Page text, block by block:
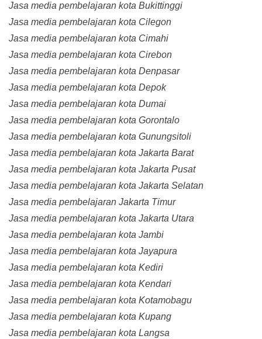
Jasa media pembelajaran kota Bukittinggi
Jasa media pembelajaran kota Cilegon
Jasa media pembelajaran kota Cimahi
Jasa media pembelajaran kota Cirebon
Jasa media pembelajaran kota Denpasar
Jasa media pembelajaran kota Depok
Jasa media pembelajaran kota Dumai
Jasa media pembelajaran kota Gorontalo
Jasa media pembelajaran kota Gunungsitoli
Jasa media pembelajaran kota Jakarta Barat
Jasa media pembelajaran kota Jakarta Pusat
Jasa media pembelajaran kota Jakarta Selatan
Jasa media pembelajaran Jakarta Timur
Jasa media pembelajaran kota Jakarta Utara
Jasa media pembelajaran kota Jambi
Jasa media pembelajaran kota Jayapura
Jasa media pembelajaran kota Kediri
Jasa media pembelajaran kota Kendari
Jasa media pembelajaran kota Kotamobagu
Jasa media pembelajaran kota Kupang
Jasa media pembelajaran kota Langsa